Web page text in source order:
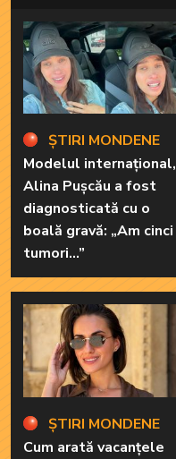
ȘTIRI MONDENE
Modelul internațional,
Alina Pușcău a fost
diagnosticată cu o
boală gravă: „Am cinci
tumori...”
ȘTIRI MONDENE
Cum arată vacanțele